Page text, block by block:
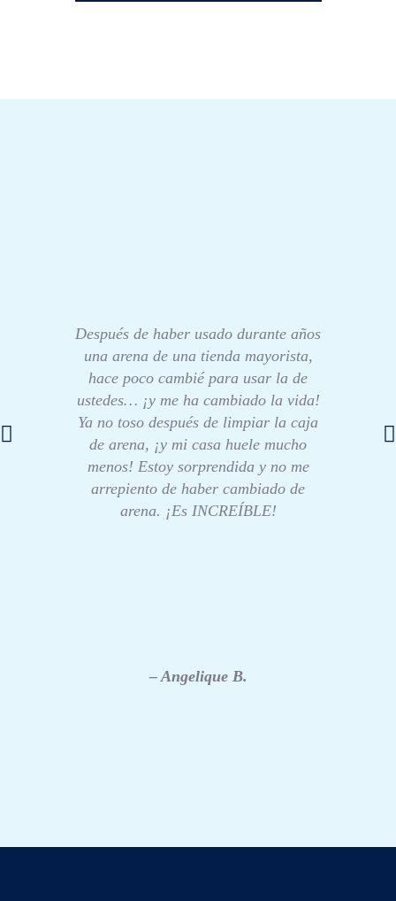
Después de haber usado durante años
una arena de una tienda mayorista,
hace poco cambié para usar la de
ustedes… ¡y me ha cambiado la vida!
Ya no toso después de limpiar la caja
de arena, ¡y mi casa huele mucho
menos! Estoy sorprendida y no me
arrepiento de haber cambiado de
arena. ¡Es INCREÍBLE!
– Angelique B.